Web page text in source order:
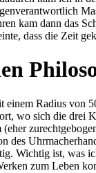
kam dann das
dass die Zeit
einem Radius von
wo sich die drei
des
Wichtig ist, was
zum Leben